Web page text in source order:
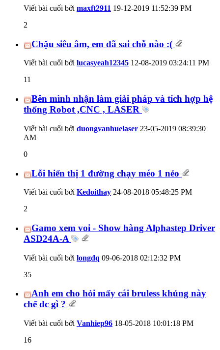
Viết bài cuối bởi maxft2911 19-12-2019 11:52:39 PM
2
Chậu siêu âm, em đã sai chỗ nào :(
Viết bài cuối bởi lucasyeah12345 12-08-2019 03:24:11 PM
11
Bên mình nhận làm giải pháp và tích hợp hệ
thống Robot ,CNC , LASER
Viết bài cuối bởi duongvanhuelaser 23-05-2019 08:39:30
AM
0
Lỗi hiển thị 1 đường chạy méo 1 nẻo
Viết bài cuối bởi Kedoithay 24-08-2018 05:48:25 PM
2
Gamo xem voi - Show hàng Alphastep Driver
ASD24A-A
Viết bài cuối bởi longdq 09-06-2018 02:12:32 PM
35
Anh em cho hỏi mấy cái bruless khủng này
chế dc gì ?
Viết bài cuối bởi Vanhiep96 18-05-2018 10:01:18 PM
16